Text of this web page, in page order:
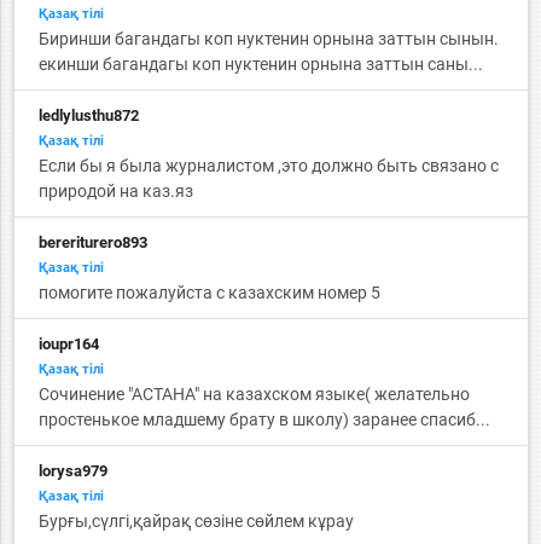
Қазақ тiлi
Биринши багандагы коп нуктенин орнына заттын сынын.
екинши багандагы коп нуктенин орнына заттын саны...
ledlylusthu872
Қазақ тiлi
Если бы я была журналистом ,это должно быть связано с
природой на каз.яз
bereriturero893
Қазақ тiлi
помогите пожалуйста с казахским номер 5
ioupr164
Қазақ тiлi
Сочинение "АСТАНА" на казахском языке( желательно
простенькое младшему брату в школу) заранее спасиб...
lorysa979
Қазақ тiлi
Бурғы,сүлгі,қайрақ сөзіне сөйлем кұрау